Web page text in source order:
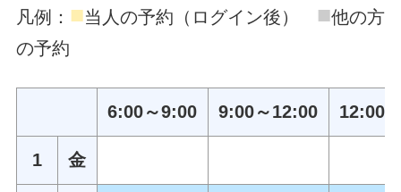
凡例： ■当人の予約（ログイン後） ■他の方
の予約
6:00～9:00 9:00～12:00 12:00
1 金